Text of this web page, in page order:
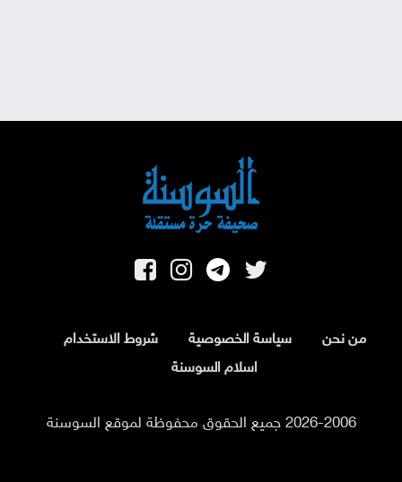
من نحن سياسة الخصوصية
شروط الاستخدام
اسلام السوسنة
2026-2006 جميع الحقوق محفوظة لموقع السوسنة